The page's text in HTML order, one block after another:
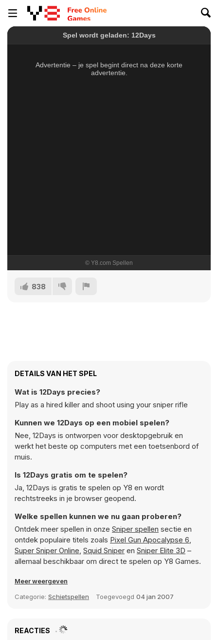
838
DETAILS VAN HET SPEL
Wat is 12Days precies?
Play as a hired killer and shoot using your sniper rifle
Kunnen we 12Days op een mobiel spelen?
Nee, 12Days is ontworpen voor desktopgebruik en
werkt het beste op computers met een toetsenbord of
muis.
Is 12Days gratis om te spelen?
Ja, 12Days is gratis te spelen op Y8 en wordt
rechtstreeks in je browser geopend.
Welke spellen kunnen we nu gaan proberen?
Ontdek meer spellen in onze Sniper spellen sectie en
ontdek populaire titels zoals Pixel Gun Apocalypse 6,
Super Sniper Online, Squid Sniper en Sniper Elite 3D –
allemaal beschikbaar om direct te spelen op Y8 Games.
Meer weergeven
Categorie: Schietspellen Toegevoegd 04 jan 2007
REACTIES